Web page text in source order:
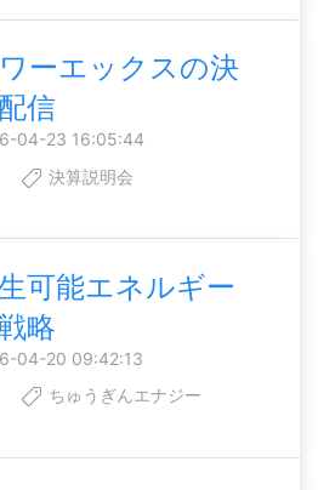
ーエックスの決
信
04-23 16:05:44
決算説明会
可能エネルギー
略
04-20 09:42:13
ちゅうぎんエナジー